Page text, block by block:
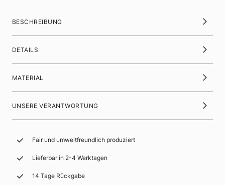
BESCHREIBUNG
DETAILS
MATERIAL
UNSERE VERANTWORTUNG
Fair und umweltfreundlich produziert
Lieferbar in 2-4 Werktagen
14 Tage Rückgabe